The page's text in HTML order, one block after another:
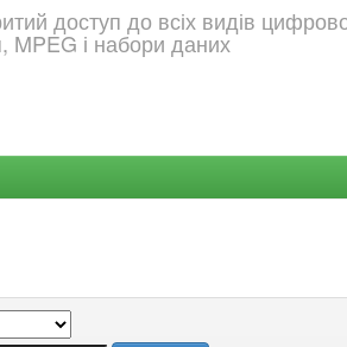
доступ до всіх видів
MPEG і набори даних